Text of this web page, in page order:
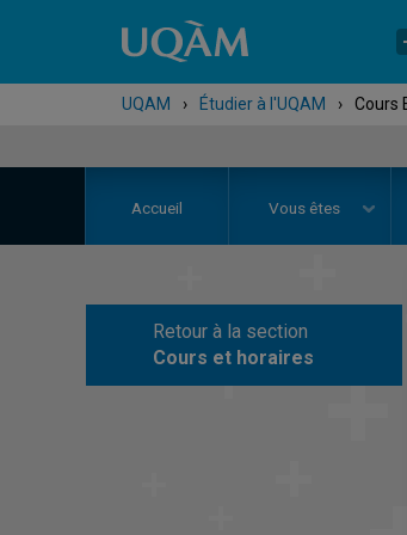
UQAM › Étudier à l'UQAM › Cours
Accueil Vous êtes
Retour à la section
Cours et horaires